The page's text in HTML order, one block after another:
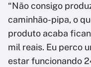
“Não consigo
caminhão-pipa, o
produto acaba
mil reais. Eu perco
estar funcionando